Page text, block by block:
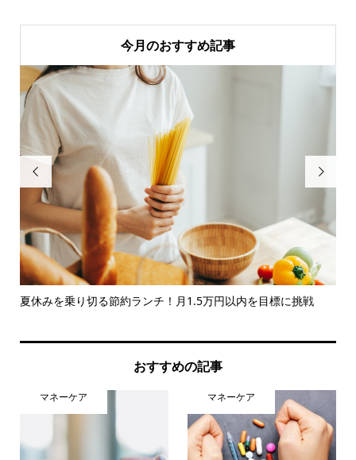
今月のおすすめ記事

夏休みを乗り切る節約ランチ！月1.5万円以内を目標に挑戦

おすすめの記事
マネーケア マネーケア